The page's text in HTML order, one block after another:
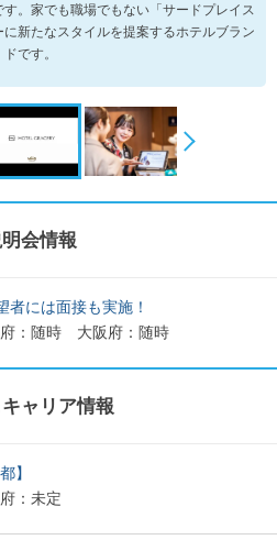
。家でも職場でもない「サードプレイス
に新たなスタイルを提案するホテルブラン
ドです。
会情報
者には面接も実施！
府：随時 大阪府：随時
ャリア情報
】
：未定